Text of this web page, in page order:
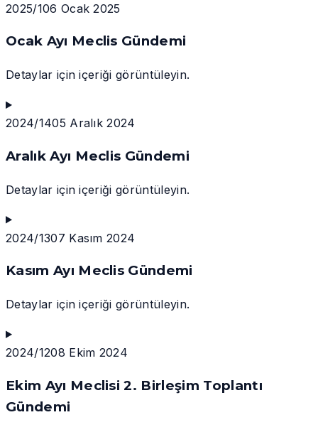
2025/106 Ocak 2025
Ocak Ayı Meclis Gündemi
Detaylar için içeriği görüntüleyin.
2024/1405 Aralık 2024
Aralık Ayı Meclis Gündemi
Detaylar için içeriği görüntüleyin.
2024/1307 Kasım 2024
Kasım Ayı Meclis Gündemi
Detaylar için içeriği görüntüleyin.
2024/1208 Ekim 2024
Ekim Ayı Meclisi 2. Birleşim Toplantı
Gündemi